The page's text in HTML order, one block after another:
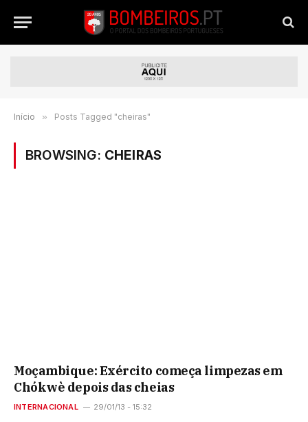
Início » Posts Tagged "cheiras"
BROWSING: CHEIRAS
Moçambique: Exército começa limpezas em
Chókwè depois das cheias
INTERNACIONAL 29/01/13 - 15:32